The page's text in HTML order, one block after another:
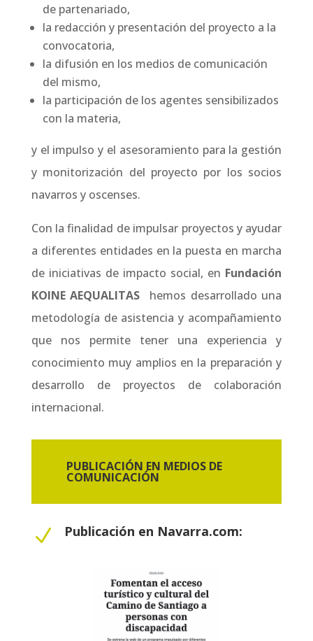
de partenariado,
la redacción y presentación del proyecto a la
convocatoria,
la difusión en los medios de comunicación
del mismo,
la participación de los agentes sensibilizados
con la materia,
y el impulso y el asesoramiento para la gestión
y monitorización del proyecto por los socios
navarros y oscenses.
Con la finalidad de impulsar proyectos y ayudar
a diferentes entidades en la puesta en marcha
de iniciativas de impacto social, en Fundación
KOINE AEQUALITAS hemos desarrollado una
metodología de asistencia y acompañamiento
que nos permite tener una experiencia y
conocimiento muy amplios en la preparación y
desarrollo de proyectos de colaboración
internacional.
PUBLICACIÓN EN MEDIOS DE
COMUNICACIÓN
N Publicación en Navarra.com: